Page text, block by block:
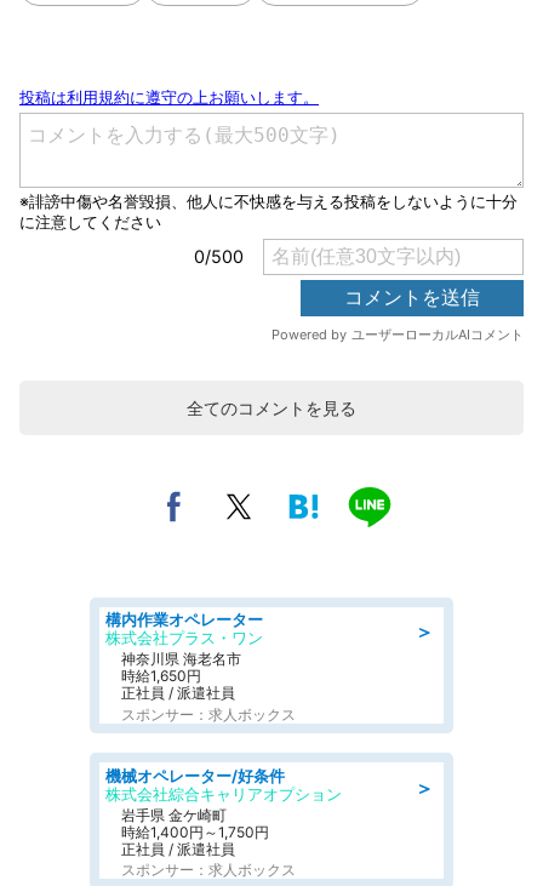
全てのコメントを見る
＞
構内作業オペレーター
株式会社プラス・ワン
神奈川県 海老名市
時給1,650円
正社員 / 派遣社員
スポンサー：求人ボックス
＞
機械オペレーター/好条件
株式会社綜合キャリアオプション
岩手県 金ケ崎町
時給1,400円～1,750円
正社員 / 派遣社員
スポンサー：求人ボックス